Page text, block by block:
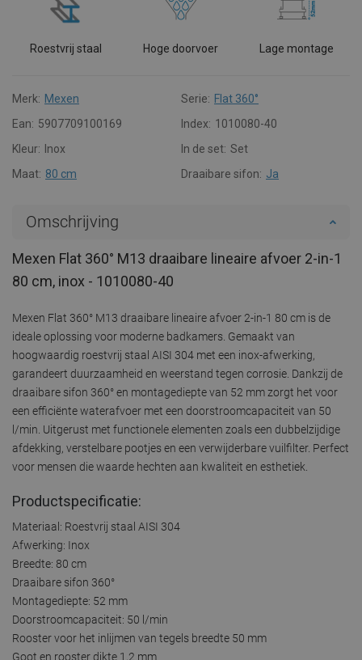
Roestvrij staal Hoge doorvoer Lage montage
Merk: Mexen Serie: Flat 360°
Ean: 5907709100169 Index: 1010080-40
Kleur:
Inox In de set: Set
Maat: 80 cm Draaibare sifon: Ja
Omschrijving
Mexen Flat 360° M13 draaibare lineaire afvoer 2-in-1
80 cm, inox - 1010080-40
Mexen Flat 360° M13 draaibare lineaire afvoer 2-in-1 80 cm is de
ideale oplossing voor moderne badkamers. Gemaakt van
hoogwaardig roestvrij staal AISI 304 met een inox-afwerking,
garandeert duurzaamheid en weerstand tegen corrosie. Dankzij de
draaibare sifon 360° en montagediepte van 52 mm zorgt het voor
een efficiënte waterafvoer met een doorstroomcapaciteit van 50
l/min. Uitgerust met functionele elementen zoals een dubbelzijdige
afdekking, verstelbare pootjes en een verwijderbare vuilfilter. Perfect
voor mensen die waarde hechten aan kwaliteit en esthetiek.
Productspecificatie:
Materiaal: Roestvrij staal AISI 304
Afwerking: Inox
Breedte: 80 cm
Draaibare sifon 360°
Montagediepte: 52 mm
Doorstroomcapaciteit: 50 l/min
Rooster voor het inlijmen van tegels breedte 50 mm
Goot en rooster dikte 1,2 mm